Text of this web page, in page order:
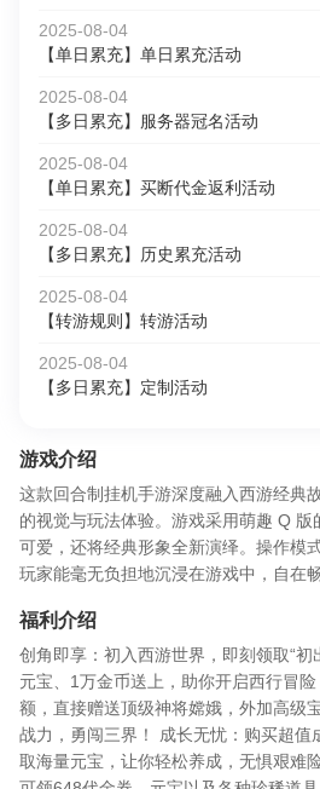
2025-08-04
【单日累充】单日累充活动
2025-08-04
【多日累充】服务器冠名活动
2025-08-04
【单日累充】买断代金返利活动
2025-08-04
【多日累充】历史累充活动
2025-08-04
【转游规则】转游活动
2025-08-04
【多日累充】定制活动
游戏介绍
这款回合制挂机手游深度融入西游经典
的视觉与玩法体验。游戏采用萌趣 Q
可爱，还将经典形象全新演绎。操作模
玩家能毫无负担地沉浸在游戏中，自在
福利介绍
创角即享：初入西游世界，即刻领取“
元宝、1万金币送上，助你开启西行冒
额，直接赠送顶级神将嫦娥，外加高级
战力，勇闯三界！ 成长无忧：购买超值
取海量元宝，让你轻松养成，无惧艰难